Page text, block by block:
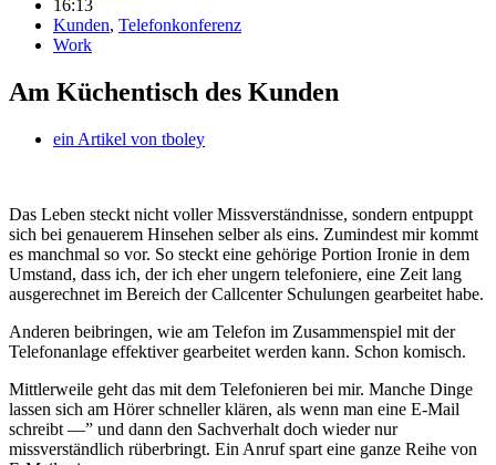
16:13
Kunden, Telefonkonferenz
Work
Am Küchentisch des Kunden
ein Artikel von tboley
Das Leben steckt nicht voller Missverständnisse, sondern entpuppt
sich bei genauerem Hinsehen selber als eins. Zumindest mir kommt
es manchmal so vor. So steckt eine gehörige Portion Ironie in dem
Umstand, dass ich, der ich eher ungern telefoniere, eine Zeit lang
ausgerechnet im Bereich der Callcenter Schulungen gearbeitet habe.
Anderen beibringen, wie am Telefon im Zusammenspiel mit der
Telefonanlage effektiver gearbeitet werden kann. Schon komisch.
Mittlerweile geht das mit dem Telefonieren bei mir. Manche Dinge
lassen sich am Hörer schneller klären, als wenn man eine E-Mail
schreibt —” und dann den Sachverhalt doch wieder nur
missverständlich rüberbringt. Ein Anruf spart eine ganze Reihe von